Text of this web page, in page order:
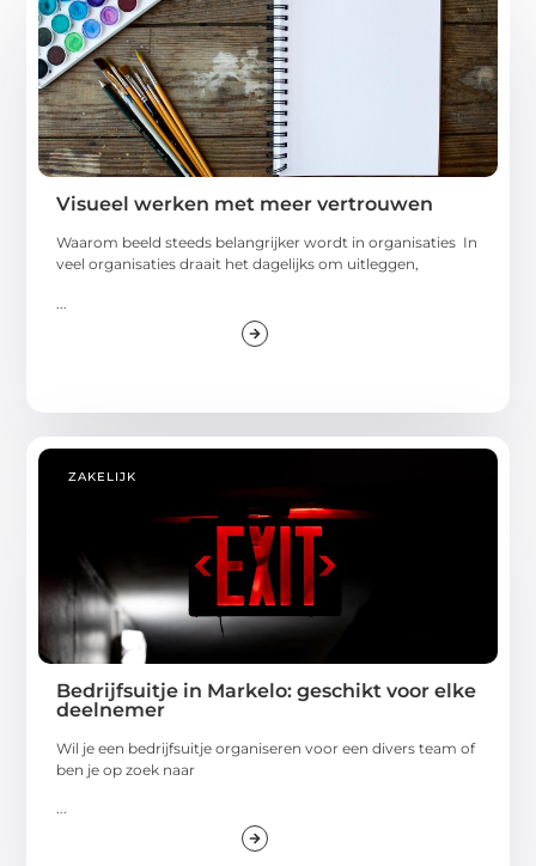
Visueel werken met meer vertrouwen
Waarom beeld steeds belangrijker wordt in organisaties In
veel organisaties draait het dagelijks om uitleggen,
ZAKELIJK
Bedrijfsuitje in Markelo: geschikt voor elke
deelnemer
Wil je een bedrijfsuitje organiseren voor een divers team of
ben je op zoek naar